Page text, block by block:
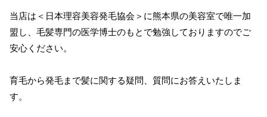
当店は＜日本理容美容発毛協会＞に熊本県の美容室で唯一加
盟し、毛髪専門の医学博士のもとで勉強しておりますのでご
安心ください。
育毛から発毛まで髪に関する疑問、質問にお答えいたしま
す。